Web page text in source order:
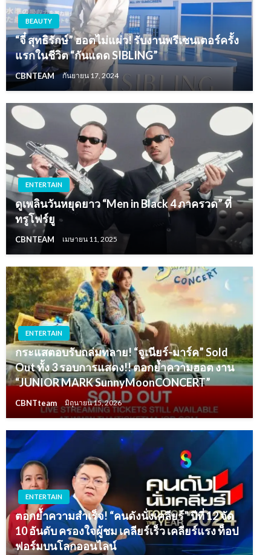
BEAUTY
“จี๋ สุทธิรักษ์” ฮอตไม่แผ่ว! รับงานพรีเซนเตอร์ครั้ง
แรกในชีวิต “กันแดด SIBLING”
CBNTEAM กันยายน 17, 2024
ENTERTAIN
ดูเพลินวันหยุดยาว “Men in Black 4 ภาครวด” ที่
ทรูโฟร์ยู
CBNTEAM เมษายน 11, 2025
ENTERTAIN
กระแสตอบรับถล่มทลาย! “จูเนียร์-มาร์ค” Sold
Out ทั้ง 3 รอบการแสดง!! ตอกย้ำความฮอต งาน
“JUNIOR MARK SunnyMoonCONCERT”
CBNTteam มิถุนายน 15, 2026
ENTERTAIN
ตอกย้ำความสำเร็จ! “คนดังนั่งเคลียร์” ปีที่ 12 จัด
10 อันดับ ครองใจผู้ชม เคลียร์เร็ว เคลียร์แรง ท็อป
ฟอร์มบนโลกออนไลน์